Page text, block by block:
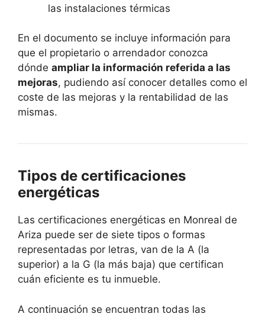
las instalaciones térmicas
En el documento se incluye información para
que el propietario o arrendador conozca
dónde ampliar la información referida a las
mejoras, pudiendo así conocer detalles como el
coste de las mejoras y la rentabilidad de las
mismas.
Tipos de certificaciones
energéticas
Las certificaciones energéticas en Monreal de
Ariza puede ser de siete tipos o formas
representadas por letras, van de la A (la
superior) a la G (la más baja) que certifican
cuán eficiente es tu inmueble.
A continuación se encuentran todas las